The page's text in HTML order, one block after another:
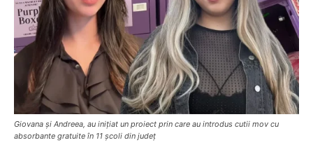
Giovana și Andreea, au inițiat un proiect prin care au introdus cutii mov cu
absorbante gratuite în 11 școli din județ